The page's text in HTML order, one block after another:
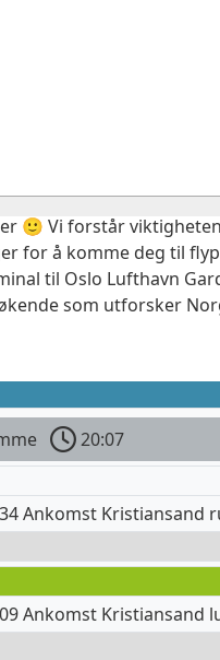
🙂 Vi forstår
for å komme deg til
til Oslo Lufthavn
som utforsker
20:07
Ankomst Kristiansand
Ankomst Kristiansand